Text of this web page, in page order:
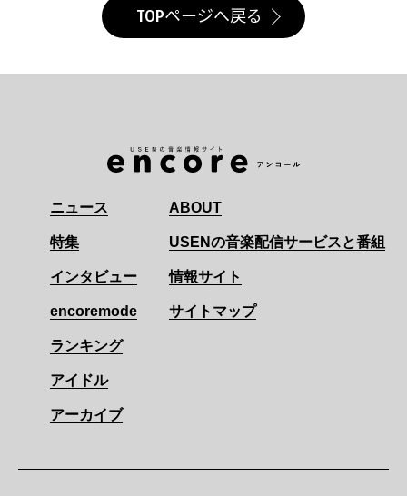
TOPページへ戻る
ニュース
特集
インタビュー
encoremode
ランキング
アイドル
アーカイブ
ABOUT
USENの音楽配信サービスと番組
情報サイト
サイトマップ